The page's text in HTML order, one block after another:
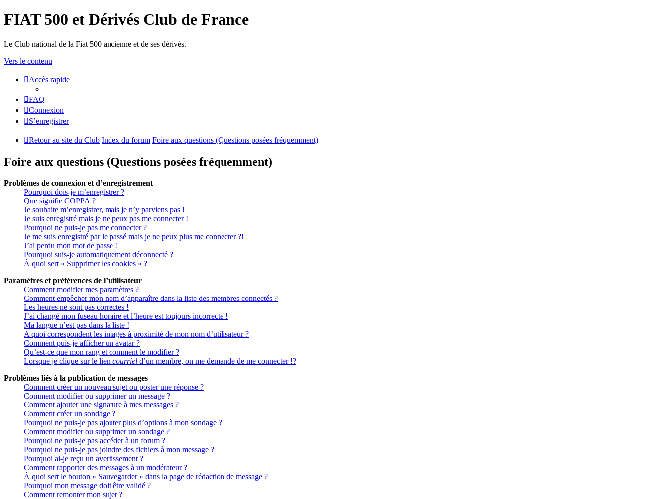
FIAT 500 et Dérivés Club de France
Le Club national de la Fiat 500 ancienne et de ses dérivés.
Vers le contenu
Accès rapide
FAQ
Connexion
S’enregistrer
Retour au site du Club Index du forum Foire aux questions (Questions posées fréquemment)
Foire aux questions (Questions posées fréquemment)
Problèmes de connexion et d’enregistrement
Pourquoi dois-je m’enregistrer ?
Que signifie COPPA ?
Je souhaite m’enregistrer, mais je n’y parviens pas !
Je suis enregistré mais je ne peux pas me connecter !
Pourquoi ne puis-je pas me connecter ?
Je me suis enregistré par le passé mais je ne peux plus me connecter ?!
J’ai perdu mon mot de passe !
Pourquoi suis-je automatiquement déconnecté ?
À quoi sert « Supprimer les cookies » ?
Paramètres et préférences de l’utilisateur
Comment modifier mes paramètres ?
Comment empêcher mon nom d’apparaître dans la liste des membres connectés ?
Les heures ne sont pas correctes !
J’ai changé mon fuseau horaire et l’heure est toujours incorrecte !
Ma langue n’est pas dans la liste !
A quoi correspondent les images à proximité de mon nom d’utilisateur ?
Comment puis-je afficher un avatar ?
Qu’est-ce que mon rang et comment le modifier ?
Lorsque je clique sur le lien courriel d’un membre, on me demande de me connecter !?
Problèmes liés à la publication de messages
Comment créer un nouveau sujet ou poster une réponse ?
Comment modifier ou supprimer un message ?
Comment ajouter une signature à mes messages ?
Comment créer un sondage ?
Pourquoi ne puis-je pas ajouter plus d’options à mon sondage ?
Comment modifier ou supprimer un sondage ?
Pourquoi ne puis-je pas accéder à un forum ?
Pourquoi ne puis-je pas joindre des fichiers à mon message ?
Pourquoi ai-je reçu un avertissement ?
Comment rapporter des messages à un modérateur ?
À quoi sert le bouton « Sauvegarder » dans la page de rédaction de message ?
Pourquoi mon message doit être validé ?
Comment remonter mon sujet ?